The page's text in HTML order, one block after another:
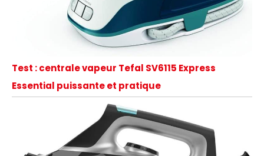
Test : centrale vapeur Tefal SV6115 Express
Essential puissante et pratique